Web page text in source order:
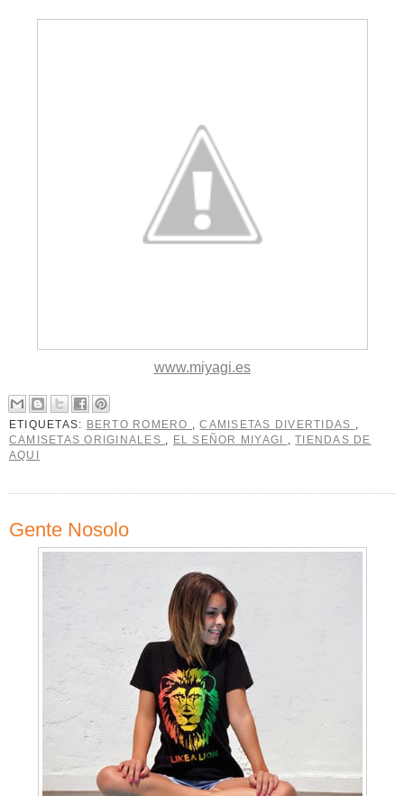
www.miyagi.es
ETIQUETAS: BERTO ROMERO ,CAMISETAS DIVERTIDAS ,
CAMISETAS ORIGINALES , EL SEÑOR MIYAGI ,TIENDAS DE
AQUI
Gente Nosolo